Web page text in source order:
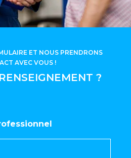
?
ET NOUS PRENDRONS
AVEC VOUS !